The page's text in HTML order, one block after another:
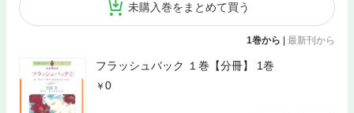
未購入巻をまとめて買う
1巻から 最新刊から
フラッシュバック １巻【分冊】 1巻
0